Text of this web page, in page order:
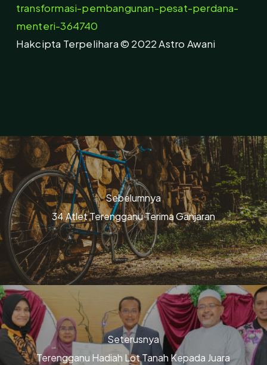
transformasi-pembangunan-pesat-perdana-
menteri-364740
Hakcipta Terpelihara © 2022 Astro Awani
Sebelumnya
34 Atlet Terengganu Terima Ganjaran
Seterusnya
Terengganu Hadiah Lot Tanah Kepada Juara